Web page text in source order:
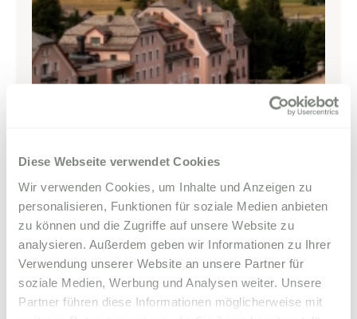
Diese Webseite verwendet Cookies
Wir verwenden Cookies, um Inhalte und Anzeigen zu
personalisieren, Funktionen für soziale Medien anbieten
zu können und die Zugriffe auf unsere Website zu
analysieren. Außerdem geben wir Informationen zu Ihrer
Verwendung unserer Website an unsere Partner für
soziale Medien, Werbung und Analysen weiter. Unsere
Partner führen diese Informationen möglicherweise mit